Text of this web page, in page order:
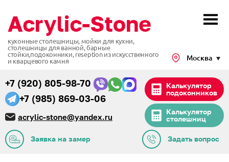
кухонные столешницы, мойки для кухни,
столешницы для ванной, барные
стойки,подоконники, reseption из искусственного
и кварцевого камня
+7 (985) 869-03-06
+7 (920) 805-98-70
acrylic-stone@yandex.ru
Калькулятор
столешниц
Калькулятор
подоконников
Москва
Задать вопрос
Заявка на замер